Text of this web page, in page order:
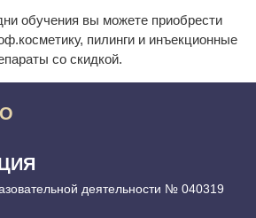
обучения вы можете приобрести
пилинги и инъекционные
со скидкой.
деятельности № 040319